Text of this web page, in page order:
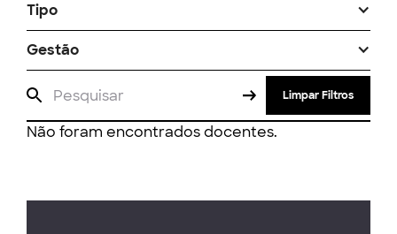
Tipo
Gestão
Limpar Filtros
Não foram encontrados docentes.